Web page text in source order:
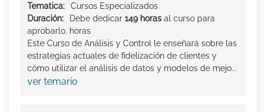
Tematica:
Cursos Especializados
Duración:
Debe dedicar 149 horas al curso para
aprobarlo. horas
Este Curso de Análisis y Control le enseñará sobre las
estrategias actuales de fidelización de clientes y
cómo utilizar el análisis de datos y modelos de mejo...
ver temario